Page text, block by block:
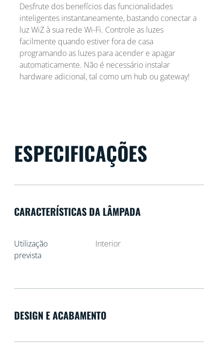
Desfrute dos benefícios das funcionalidades
inteligentes instantaneamente, bastando conectar a
luz WiZ à sua rede Wi-Fi. Controle as luzes
facilmente quando estiver fora de casa
programando as luzes para acender e apagar
automaticamente. Não é necessário instalar
hardware adicional, tal como um hub ou gateway!
ESPECIFICAÇÕES
CARACTERÍSTICAS DA LÂMPADA
Utilização
prevista
Interior
DESIGN E ACABAMENTO